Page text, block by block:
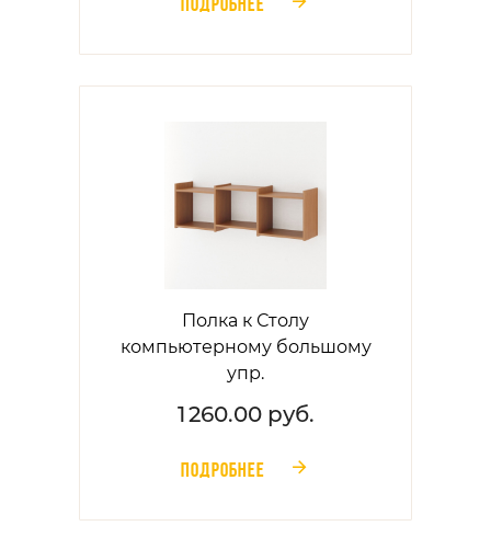
Полка к Столу
компьютерному большому
упр.
1 260.00 руб.
ПОДРОБНЕЕ 󰁔